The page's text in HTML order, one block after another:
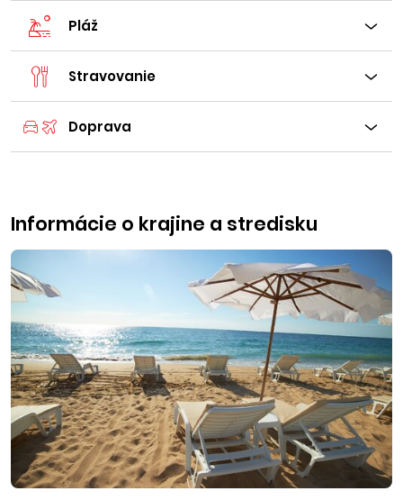
Pláž
Stravovanie
Doprava
Informácie o krajine a stredisku